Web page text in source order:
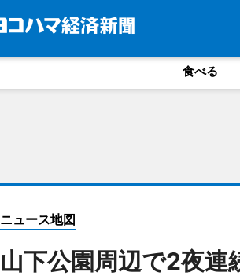
食べる
ニュース地図
山下公園周辺で2夜